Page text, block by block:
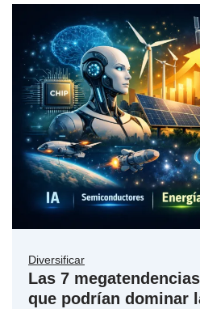
Diversificar
Las 7
que podrían dominar